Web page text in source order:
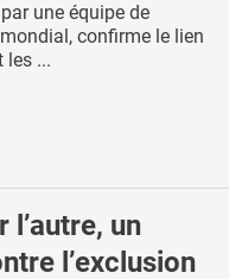
une équipe de
confirme le lien
les ...
l’autre, un
l’exclusion